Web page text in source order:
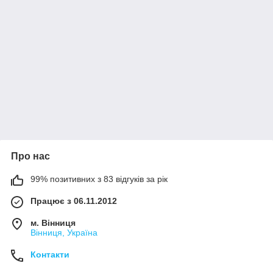
Про нас
99% позитивних з 83 відгуків за рік
Працює з 06.11.2012
м. Вінниця
Вінниця, Україна
Контакти